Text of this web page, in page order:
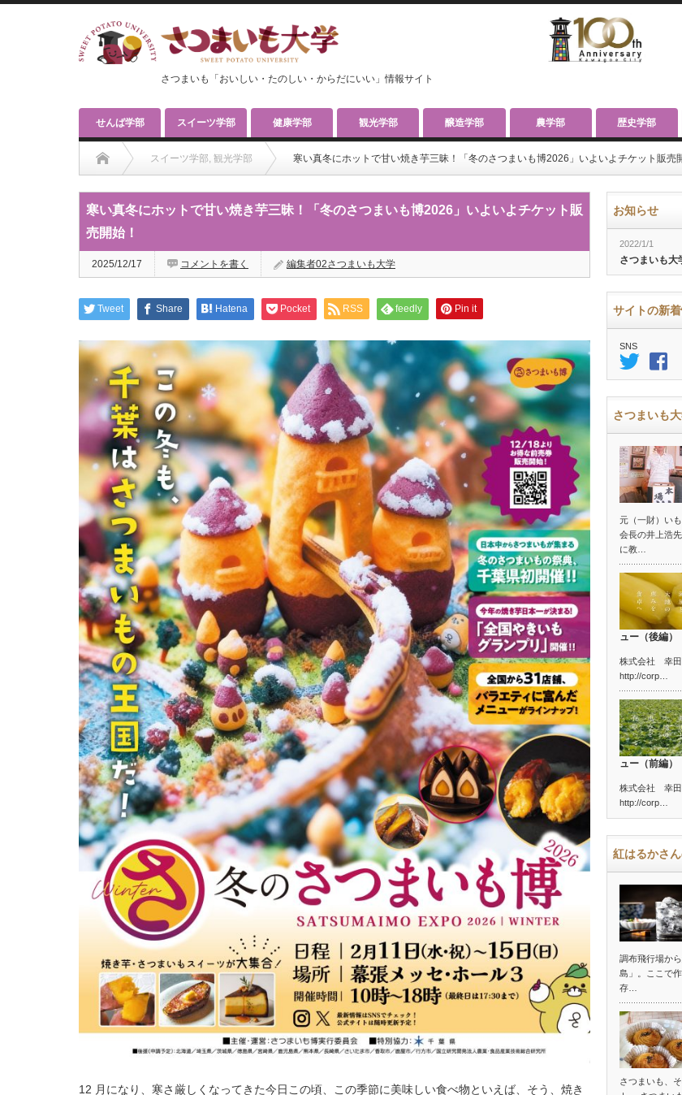
さつまいも「おいしい・たのしい・からだにいい」情報サイト
せんば学部 スイーツ学部 健康学部 観光学部 醸造学部 農学部 歴史学部
スイーツ学部, 観光学部 寒い真冬にホットで甘い焼き芋三昧！「冬のさつまいも博2026」いよいよチケット販売
寒い真冬にホットで甘い焼き芋三昧！「冬のさつまいも博2026」いよいよチケット販
売開始！
2025/12/17 コメントを書く 編集者02さつまいも大学
Tweet Share Hatena Pocket RSS feedly Pin it
12 月になり、寒さ厳しくなってきた今日この頃、この季節に美味しい食べ物といえば、そう、焼き
お知らせ
2022/1/1
さつまいも大
サイトの新
SNS
さつまいも
元（一財）い
会長の井上浩
に教…
ュー（後編
株式会社 幸田
http://corp…
ュー（前編
株式会社 幸田
http://corp…
紅はるかさ
調布飛行場か
島」。ここで
存…
さつまいも、